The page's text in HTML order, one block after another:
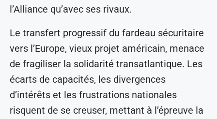
l’Alliance qu’avec ses rivaux.
Le transfert progressif du fardeau sécuritaire
vers l’Europe, vieux projet américain, menace
de fragiliser la solidarité transatlantique. Les
écarts de capacités, les divergences
d’intérêts et les frustrations nationales
risquent de se creuser, mettant à l’épreuve la